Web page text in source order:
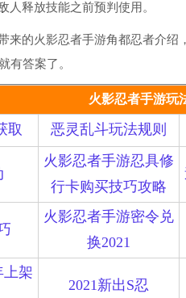
释放技能之前预判使用。
的火影忍者手游角都忍者介绍
有答案了。
火影忍者手游玩
取 恶灵乱斗玩法规则
火影忍者手游忍具修
行卡购买技巧攻略
火影忍者手游密令兑
换2021
上架
2021新出S忍